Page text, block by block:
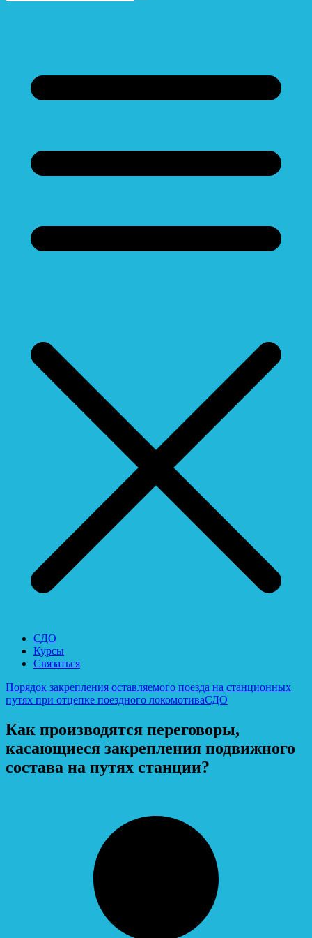
СДО
Курсы
Связаться
Порядок закрепления оставляемого поезда на станционных
путях при отцепке поездного локомотиваСДО
Как производятся переговоры,
касающиеся закрепления подвижного
состава на путях станции?